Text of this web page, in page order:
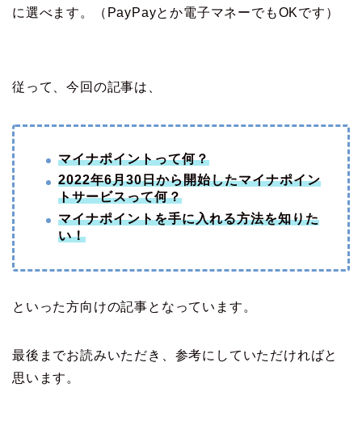
に選べます。（PayPayとか電子マネーでもOKです）
従って、今回の記事は、
マイナポイントって何？
2022年6月30日から開始したマイナポイン
トサービスって何？
マイナポイントを手に入れる方法を知りた
い！
といった方向けの記事となっています。
最後までお読みいただき、参考にしていただければと
思います。